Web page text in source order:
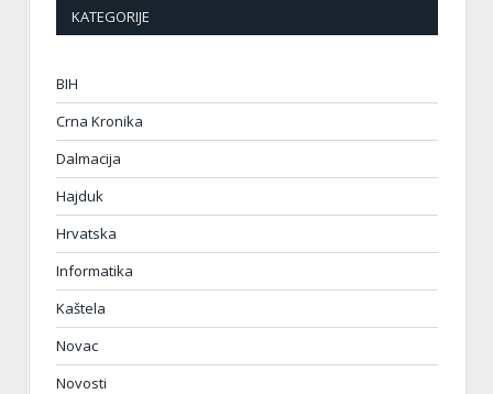
KATEGORIJE
BIH
Crna Kronika
Dalmacija
Hajduk
Hrvatska
Informatika
Kaštela
Novac
Novosti